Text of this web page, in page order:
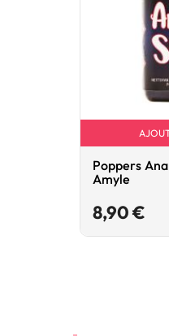
Poppers
Amyle
8,90 €